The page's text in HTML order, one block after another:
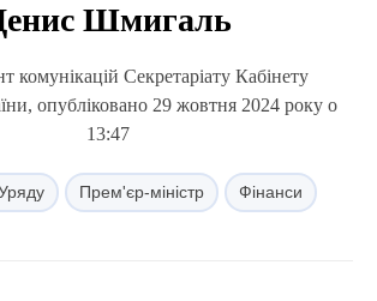
Шмигаль
комунікацій Секретаріату Кабінету
опубліковано 29 жовтня 2024 року о
13:47
Прем'єр-міністр Фінанси